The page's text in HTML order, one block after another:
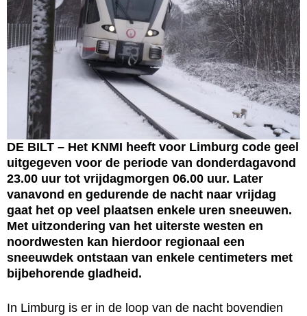
DE BILT – Het KNMI heeft voor Limburg code geel
uitgegeven voor de periode van donderdagavond
23.00 uur tot vrijdagmorgen 06.00 uur. Later
vanavond en gedurende de nacht naar vrijdag
gaat het op veel plaatsen enkele uren sneeuwen.
Met uitzondering van het uiterste westen en
noordwesten kan hierdoor regionaal een
sneeuwdek ontstaan van enkele centimeters met
bijbehorende gladheid.
In Limburg is er in de loop van de nacht bovendien